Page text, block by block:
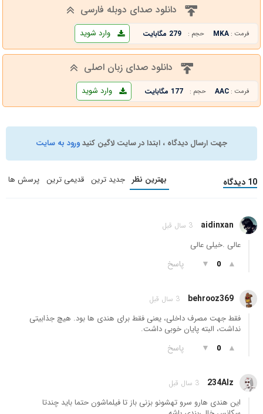
دانلود صدای دوبله فارسی
فرمت : MKA حجم : 279 مگابایت وارد شوید
دانلود صدای زبان اصلی
فرمت : AAC حجم : 177 مگابایت وارد شوید
جهت ارسال دیدگاه ، ابتدا در سایت لاگین کنیدورود به سایت
10 دیدگاه بهترین نظر جدید ترین قدیمی ترین پرسش ها
aidinxan 3 سال قبل
عالی .خیلی عالی
▲
0
▼ پاسخ
behrooz369 3 سال قبل
فقط جهت مصرف داخلی، یعنی فقط برای هندی ها بود. هیچ جذابیتی
نداشت، البته پایان خوبی داشت.
▲
0
▼ پاسخ
234Alz 3 سال قبل
این هندی هارو سرو تهشونو بزنی باز تا فیلماشون حتما باید چندتا